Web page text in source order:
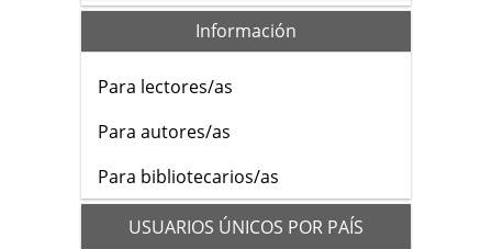
Información
Para lectores/as
Para autores/as
Para bibliotecarios/as
flagsUSUARIOS ÚNICOS POR PAÍS